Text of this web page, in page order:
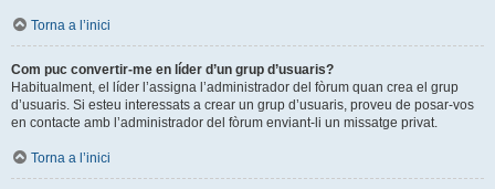
Torna a l’inici
Com puc convertir-me en líder d’un grup d’usuaris?
Habitualment, el líder l’assigna l’administrador del fòrum quan crea el grup
d’usuaris. Si esteu interessats a crear un grup d’usuaris, proveu de posar-vos
en contacte amb l’administrador del fòrum enviant-li un missatge privat.
Torna a l’inici